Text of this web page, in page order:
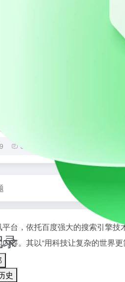
史
0
台，依托百度强大的搜索引擎
容。其以“用科技让复杂的世界